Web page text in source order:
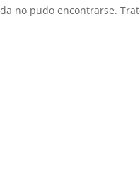
no pudo encontrarse.